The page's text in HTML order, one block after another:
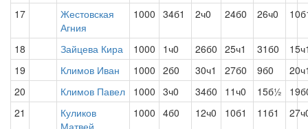
17
Жестовская
Агния
1000 34б1 2ч0 24б0 26ч0
18 Зайцева Кира 1000 1ч0 26б0 25ч1 31б0
19
Климов Иван 1000 2б0 30ч1 27б0 9б0
20
Климов Павел 1000 3ч0 34б0 11ч0 15б½
21
Куликов
Матвей
1000 4б0 12ч0 10б1 11б1